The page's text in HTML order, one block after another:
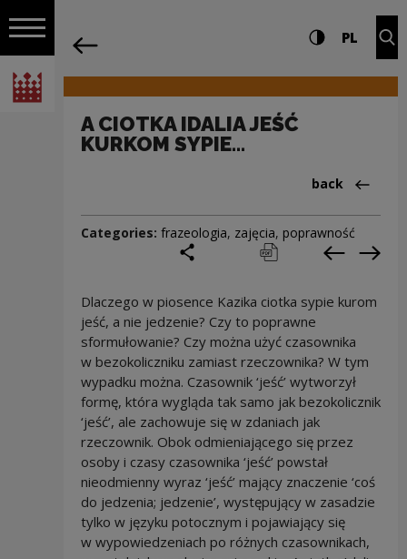
Open navigation
National Centre for Culture Poland
Navigation Settings and search
High contrast
PL
A CIOTKA IDALIA JEŚĆ
KURKOM SYPIE...
Back
back
Categories: frazeologia, zajęcia, poprawność
print pobierz Previous
Dlaczego w piosence Kazika ciotka sypie kurom
jeść, a nie jedzenie? Czy to poprawne
sformułowanie? Czy można użyć czasownika
w bezokoliczniku zamiast rzeczownika? W tym
wypadku można. Czasownik ‘jeść’ wytworzył
formę, która wygląda tak samo jak bezokolicznik
‘jeść’, ale zachowuje się w zdaniach jak
rzeczownik. Obok odmieniającego się przez
osoby i czasy czasownika ‘jeść’ powstał
nieodmienny wyraz ‘jeść’ mający znaczenie ‘coś
do jedzenia; jedzenie’, występujący w zasadzie
tylko w języku potocznym i pojawiający się
w wypowiedzeniach po różnych czasownikach,